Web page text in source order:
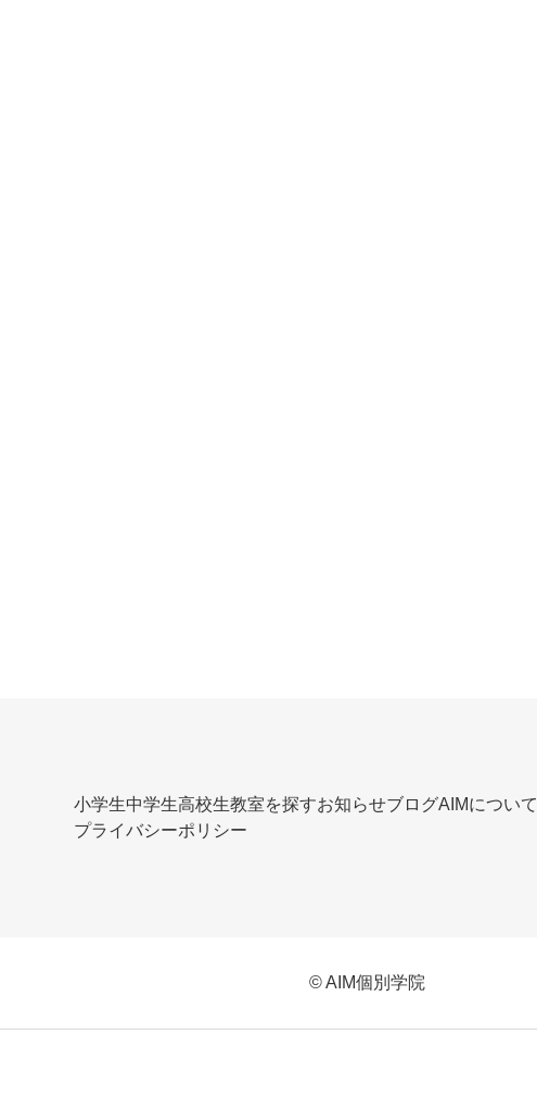
小学生中学生高校生教室を探すお知らせブログAIMについて
プライバシーポリシー
© AIM個別学院